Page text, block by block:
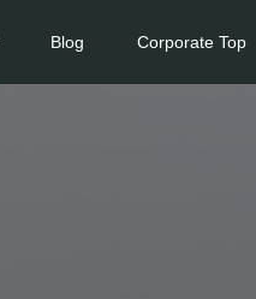
Blog Corporate Top